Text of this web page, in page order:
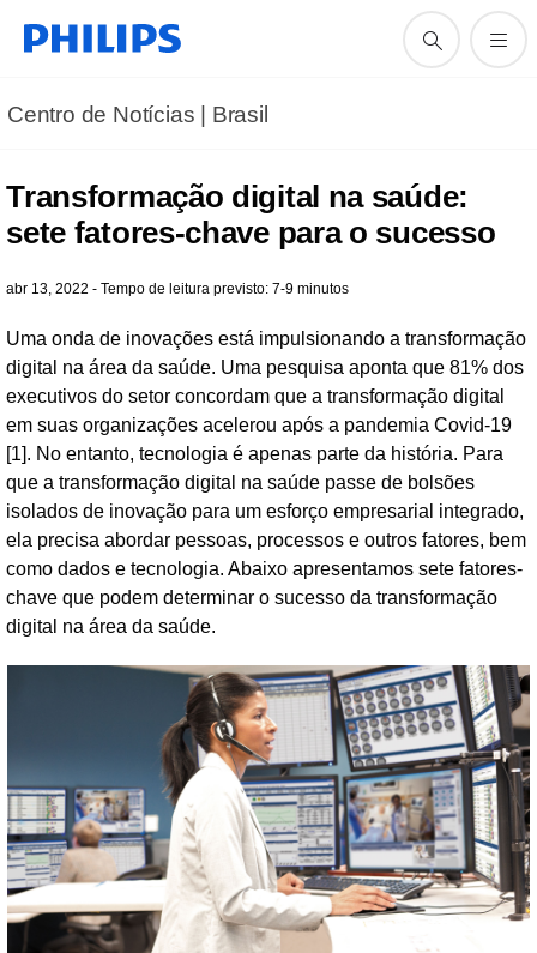
Centro de Notícias | Brasil
Transformação digital na saúde:
sete fatores-chave para o sucesso
abr 13, 2022 - Tempo de leitura previsto: 7-9 minutos
Uma onda de inovações está impulsionando a transformação
digital na área da saúde. Uma pesquisa aponta que 81% dos
executivos do setor concordam que a transformação digital
em suas organizações acelerou após a pandemia Covid-19
[1]. No entanto, tecnologia é apenas parte da história. Para
que a transformação digital na saúde passe de bolsões
isolados de inovação para um esforço empresarial integrado,
ela precisa abordar pessoas, processos e outros fatores, bem
como dados e tecnologia. Abaixo apresentamos sete fatores-
chave que podem determinar o sucesso da transformação
digital na área da saúde.